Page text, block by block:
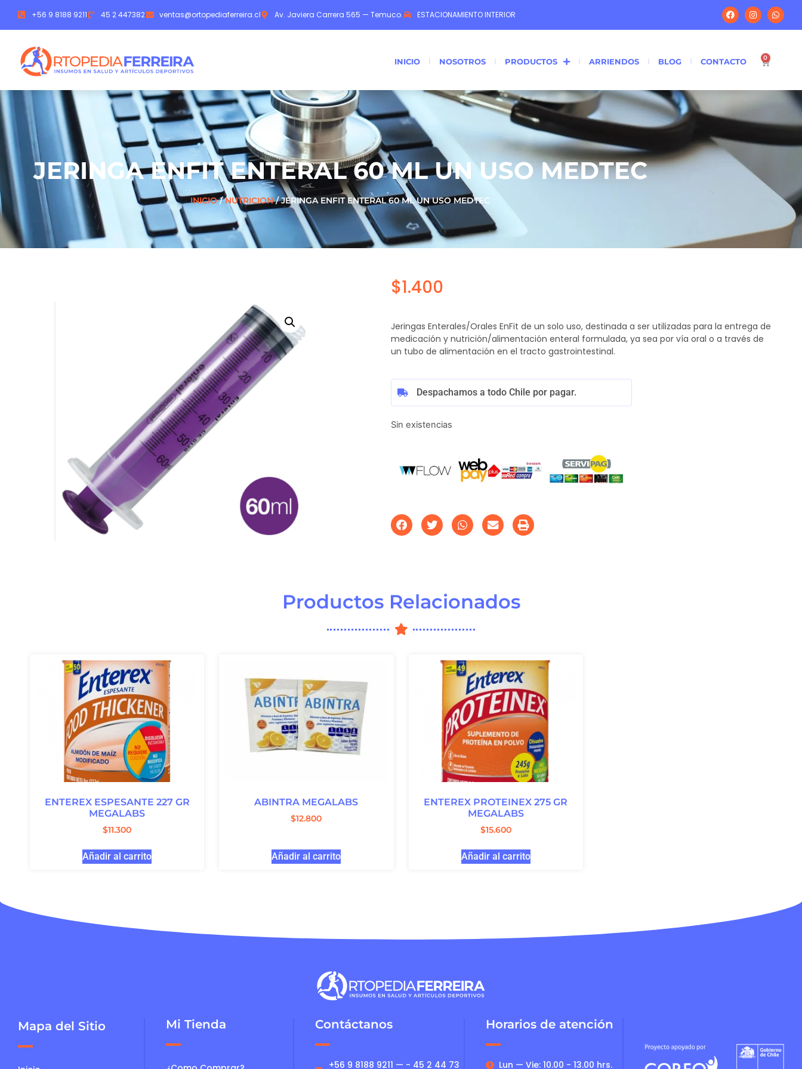
+56 9 8188 9211 45 2 447382 ventas@ortopediaferreira.cl Av. Javiera Carrera 565 — Temuco. ESTACIONAMIENTO INTERIOR
INICIO NOSOTROS PRODUCTOS ARRIENDOS BLOG CONTACTO 0
JERINGA ENFIT ENTERAL 60 ML UN USO MEDTEC
INICIO/NUTRICION/ JERINGA ENFIT ENTERAL 60 ML UN USO MEDTEC
$1.400
Jeringas Enterales/Orales EnFit de un solo uso, destinada a ser utilizadas para la entrega de
medicación y nutrición/alimentación enteral formulada, ya sea por vía oral o a través de
un tubo de alimentación en el tracto gastrointestinal.
Despachamos a todo Chile por pagar.
Sin existencias
Productos Relacionados
ENTEREX ESPESANTE 227 GR
MEGALABS
$11.300
Añadir al carrito
ABINTRA MEGALABS
$12.800
Añadir al carrito
ENTEREX PROTEINEX 275 GR
MEGALABS
$15.600
Añadir al carrito
Mapa del Sitio Mi Tienda Contáctanos
+56 9 8188 9211 — - 45 2 44 73
Horarios de atención
Lun — Vie: 10.00 - 13.00 hrs.